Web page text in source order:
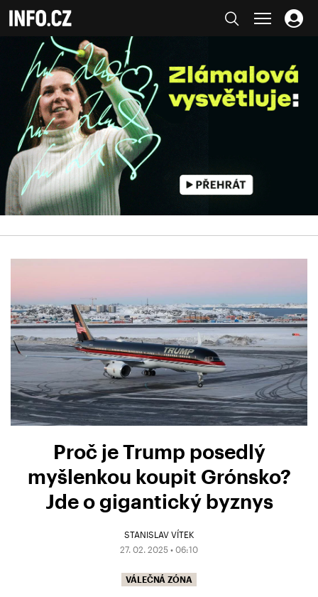
Proč je Trump posedlý
myšlenkou koupit Grónsko?
Jde o gigantický byznys
STANISLAV VÍTEK
27. 02. 2025 • 06:10
VÁLEČNÁ ZÓNA